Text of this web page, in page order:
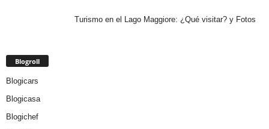
Turismo en el Lago Maggiore: ¿Qué visitar? y Fotos
Blogroll
Blogicars
Blogicasa
Blogichef